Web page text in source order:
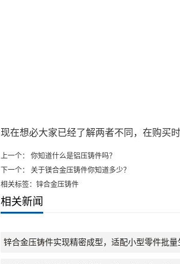
现在想必大家已经了解两者不同，在购买
上一个：
你知道什么是铝压铸件吗？
下一个：
关于镁合金压铸件你知道多少？
相关标签：锌合金压铸件
相关新闻
锌合金压铸件实现精密成型，适配小型零件批量